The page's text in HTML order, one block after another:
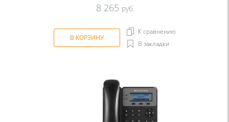
8 265 руб.
В КОРЗИНУ
К сравнению
В закладки